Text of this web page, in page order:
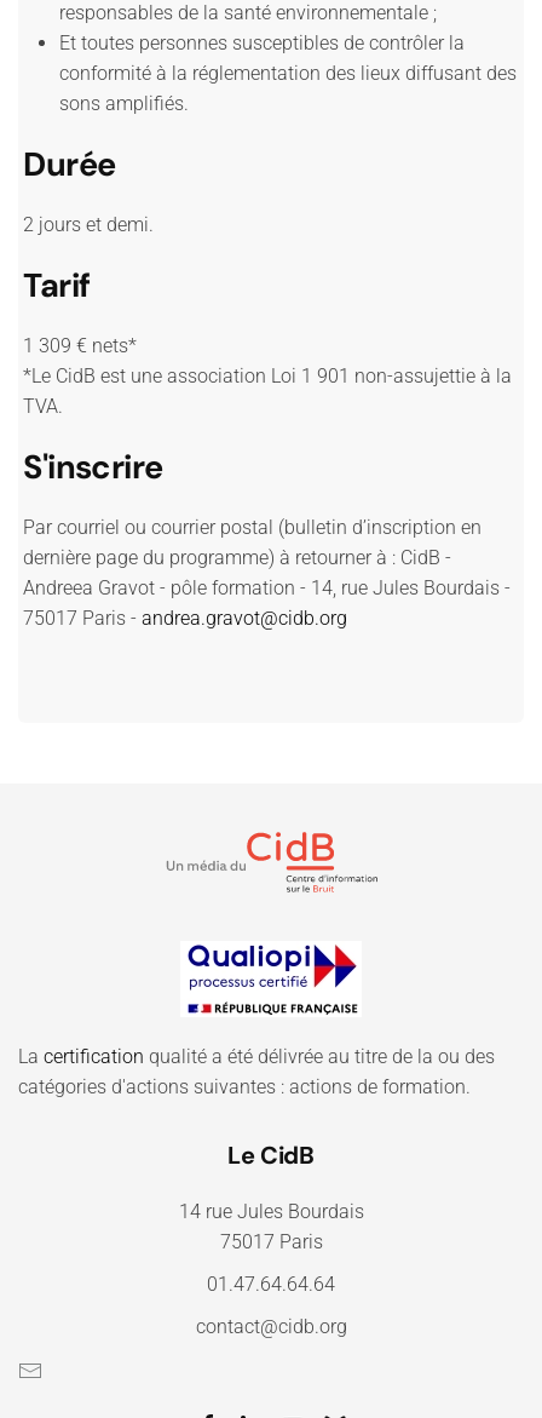
responsables de la santé environnementale ;
Et toutes personnes susceptibles de contrôler la
conformité à la réglementation des lieux diffusant des
sons amplifiés.
Durée
2 jours et demi.
Tarif
1 309 € nets*
*Le CidB est une association Loi 1 901 non-assujettie à la
TVA.
S'inscrire
Par courriel ou courrier postal (bulletin d’inscription en
dernière page du programme) à retourner à : CidB -
Andreea Gravot - pôle formation - 14, rue Jules Bourdais -
75017 Paris -andrea.gravot@cidb.org
La certification qualité a été délivrée au titre de la ou des
catégories d'actions suivantes : actions de formation.
Le CidB
14 rue Jules Bourdais
75017 Paris
01.47.64.64.64
contact@cidb.org